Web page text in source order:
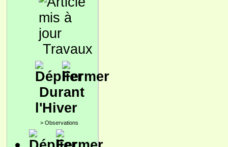
Travaux
Durant
l'Hiver
> Observations